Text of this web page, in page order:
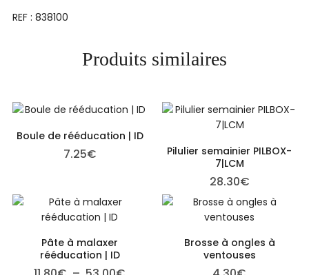
REF : 838100
Produits similaires
Boule de rééducation | ID
7.25€
Pilulier semainier PILBOX-
7|LCM
28.30€
Pâte à malaxer
rééducation | ID
Brosse à ongles à
ventouses